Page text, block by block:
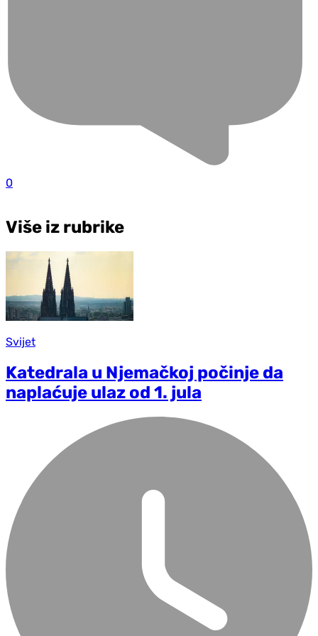
0
Više iz rubrike
Svijet
Katedrala u Njemačkoj počinje da
naplaćuje ulaz od 1. jula